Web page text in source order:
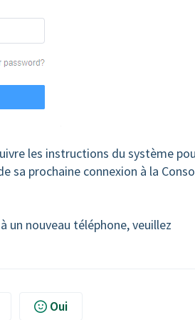
les instructions du système
sa prochaine connexion à la
un nouveau téléphone, veuillez
Oui